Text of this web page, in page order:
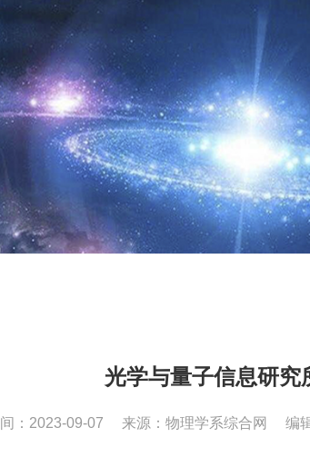
光学与量子信息研究
：2023-09-07 来源：物理学系综合网 编